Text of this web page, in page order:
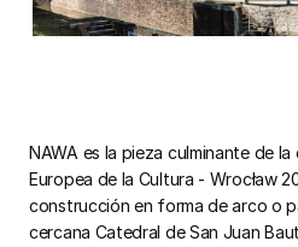
NAWA es la pieza culminante de
Europea de la Cultura - Wrocław
construcción en forma de arco o
cercana Catedral de San Juan